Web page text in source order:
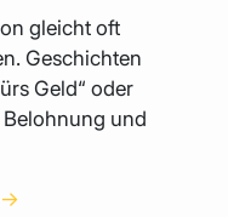
gleicht oft
Geschichten
Geld“ oder
und
→